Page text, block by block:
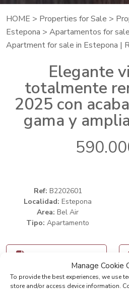
Manage Cookie
To provide the best experiences, we use
store and/or access device information.
HOME > Properties for Sale >
Estepona > Apartamentos for
Apartment for sale in Estepona |
Elegante
totalmente
2025 con
gama y
Ref: B2202601
Localidad: Estepona
Area: Bel Air
Tipo: Apartamento